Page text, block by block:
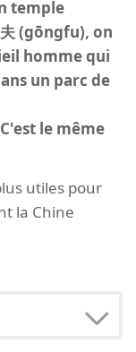
temple
(gōngfu), on
homme qui
un parc de
le même
utiles pour
la Chine